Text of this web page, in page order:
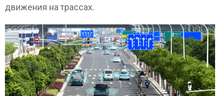
движения на трассах.